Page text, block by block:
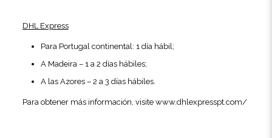
DHL Express
Para Portugal continental: 1 día hábil;
A Madeira – 1 a 2 días hábiles;
A las Azores – 2 a 3 días hábiles.
Para obtener más información, visite www.dhlexpresspt.com/